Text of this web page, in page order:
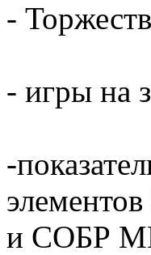
-
- игры на
-
и СОБР